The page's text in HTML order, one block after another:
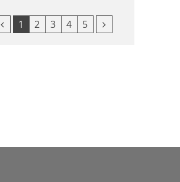
Vorherige Seite
1 2 3 4 5 Nächste Seite